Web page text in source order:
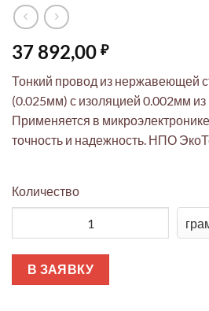
37 892,00 ₽
Тонкий провод из нержавеющей
(0.025мм) с изоляцией 0.002мм
Применяется в
точность и надежность. НПО
Количество
В ЗАЯВКУ